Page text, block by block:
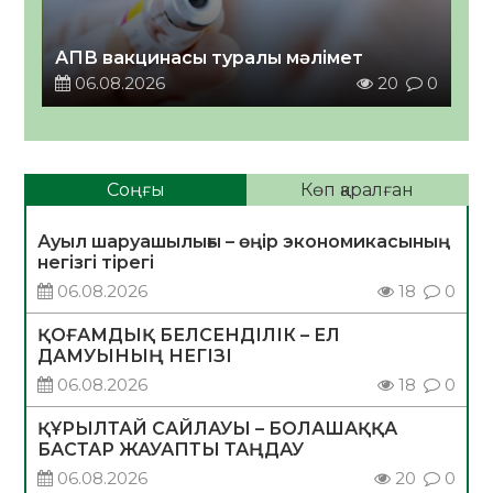
АПВ вакцинасы туралы мәлімет
06.08.2026
20 0
Соңғы Көп қаралған
Ауыл шаруашылығы – өңір экономикасының
негізгі тірегі
06.08.2026
18 0
ҚОҒАМДЫҚ БЕЛСЕНДІЛІК – ЕЛ
ДАМУЫНЫҢ НЕГІЗІ
06.08.2026
18 0
ҚҰРЫЛТАЙ САЙЛАУЫ – БОЛАШАҚҚА
БАСТАР ЖАУАПТЫ ТАҢДАУ
06.08.2026
20 0